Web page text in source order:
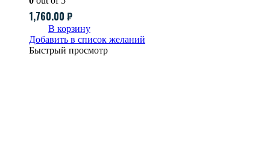
1,760.00 ₽
В корзину
Добавить в список желаний
Быстрый просмотр